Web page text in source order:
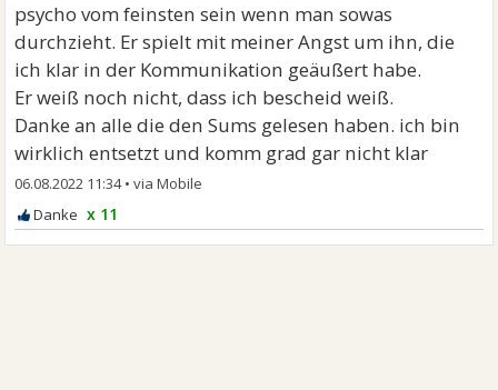
psycho vom feinsten sein wenn man sowas
durchzieht. Er spielt mit meiner Angst um ihn, die
ich klar in der Kommunikation geäußert habe.
Er weiß noch nicht, dass ich bescheid weiß.
Danke an alle die den Sums gelesen haben. ich bin
wirklich entsetzt und komm grad gar nicht klar
06.08.2022 11:34•
x 11